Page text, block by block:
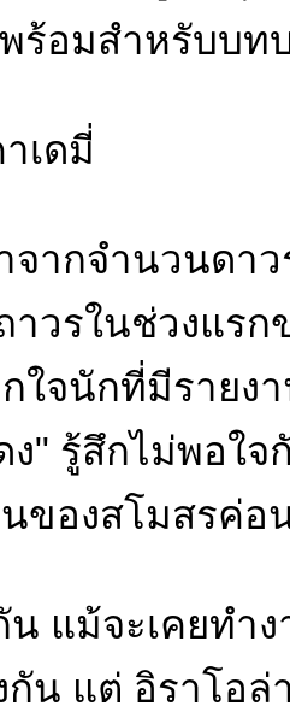
ร้อมสำหรับบท
เดมี่
จากจำนวนดา
าวรในช่วงแร
ใจนักที่มีรายง
ง" รู้สึกไม่พอใ
นของสโมสรค่อ
น แม้จะเคยทำ
น แต่ อิราโอ